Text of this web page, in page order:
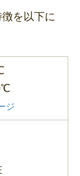
を以下に
ジ